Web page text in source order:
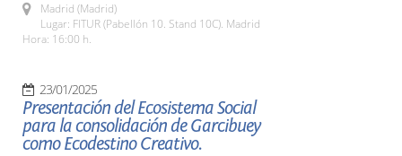
Madrid (Madrid)
Lugar: FITUR (Pabellón 10. Stand 10C). Madrid
Hora: 16:00 h.
23/01/2025
Presentación del Ecosistema Social
para la consolidación de Garcibuey
como Ecodestino Creativo.